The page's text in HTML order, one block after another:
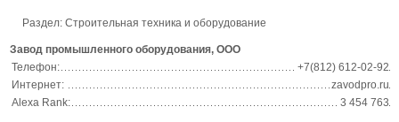
Раздел: Строительная техника и оборудование
Завод промышленного оборудования, ООО
Телефон:
+7(812) 612-02-92
Интернет:
zavodpro.ru
Alexa Rank:
3 454 763